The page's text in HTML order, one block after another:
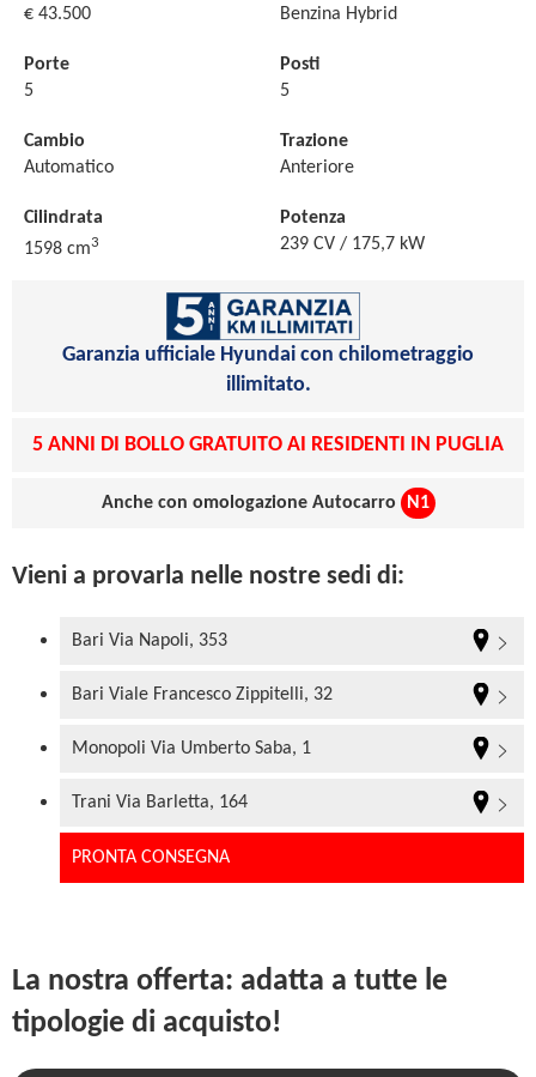
€ 43.500
Benzina Hybrid
Porte
5
Posti
5
Cambio
Automatico
Trazione
Anteriore
Cilindrata
1598 cm3
Potenza
239 CV / 175,7 kW
Garanzia ufficiale Hyundai con chilometraggio
illimitato.
5 ANNI DI BOLLO GRATUITO AI RESIDENTI IN PUGLIA
Anche con omologazione Autocarro N1
Vieni a provarla nelle nostre sedi di:
Bari Via Napoli, 353
Bari Viale Francesco Zippitelli, 32
Monopoli Via Umberto Saba, 1
Trani Via Barletta, 164
PRONTA CONSEGNA
La nostra offerta: adatta a tutte le
tipologie di acquisto!